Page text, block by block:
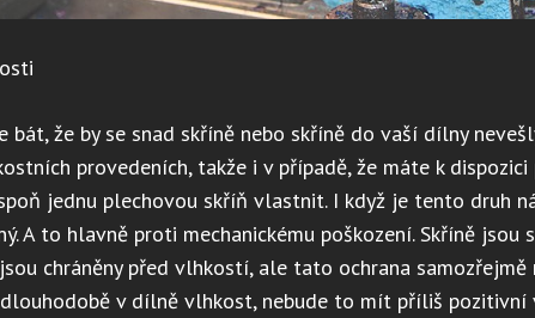
bát, že by se snad skříně nebo skříně do vaší dílny
provedeních, takže i v případě, že máte k
jednu plechovou skříň vlastnit. I když je tento druh
A to hlavně proti mechanickému poškození. Skříně jsou
chráněny před vlhkostí, ale tato ochrana
v dílně vlhkost, nebude to mít příliš pozitivní